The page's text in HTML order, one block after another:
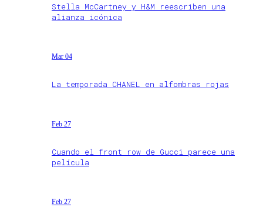
Stella McCartney y H&M reescriben una
alianza icónica
Mar 04
La temporada CHANEL en alfombras rojas
Feb 27
Cuando el front row de Gucci parece una
película
Feb 27